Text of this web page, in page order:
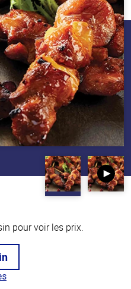
pour voir les prix.